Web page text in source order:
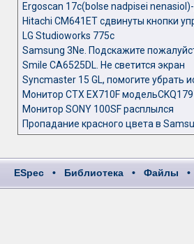
Ergoscan 17c(bolse nadpisei nenasiol)-
Hitachi CM641ET сдвинуты кнопки
LG Studioworks 775c
Samsung 3Ne. Подскажите
Smile CA6525DL. Не светится экран
Syncmaster 15 GL, помогите убрать
Монитор CTX EX710F
Монитор SONY 100SF расплылся
Пропадание красного цвета в
ESpec • Библиотека • Файлы •